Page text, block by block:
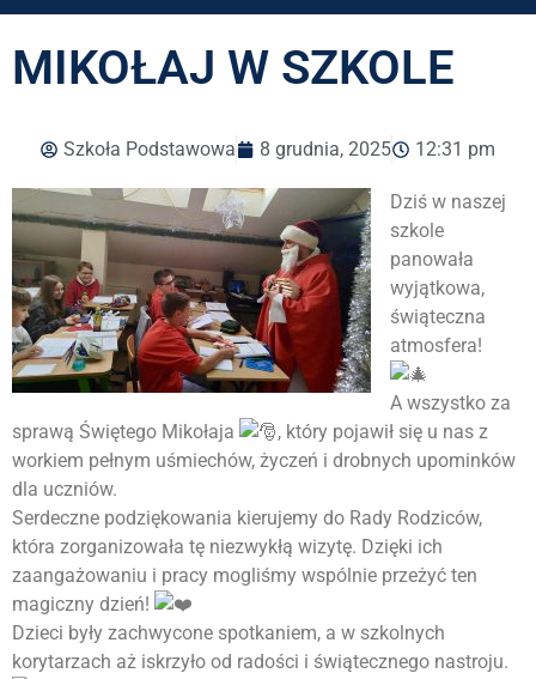
MIKOŁAJ W SZKOLE
Szkoła Podstawowa 8 grudnia, 2025 12:31 pm
Dziś w naszej
szkole
panowała
wyjątkowa,
świąteczna
atmosfera!
A wszystko za
sprawą Świętego Mikołaja
, który pojawił się u nas z
workiem pełnym uśmiechów, życzeń i drobnych upominków
dla uczniów.
Serdeczne podziękowania kierujemy do Rady Rodziców,
która zorganizowała tę niezwykłą wizytę. Dzięki ich
zaangażowaniu i pracy mogliśmy wspólnie przeżyć ten
magiczny dzień!
Dzieci były zachwycone spotkaniem, a w szkolnych
korytarzach aż iskrzyło od radości i świątecznego nastroju.